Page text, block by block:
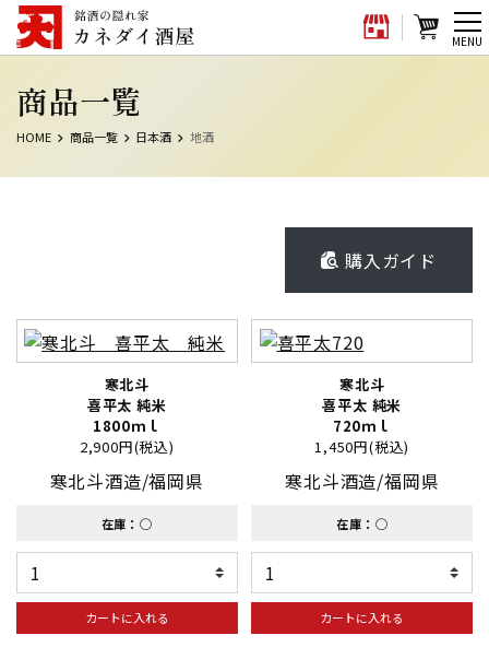
商品一覧
HOME 商品一覧 日本酒 地酒
購入ガイド
寒北斗
喜平太 純米
1800ｍｌ
2,900円(税込)
寒北斗酒造/福岡県
在庫：◯
カートに入れる
寒北斗
喜平太 純米
720ｍｌ
1,450円(税込)
寒北斗酒造/福岡県
在庫：◯
カートに入れる
メ
MENU